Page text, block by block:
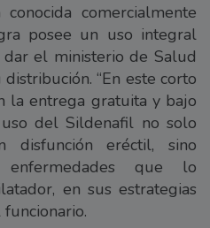
comercialmente
posee un uso integral
el ministerio de Salud
“En este corto
la entrega gratuita y bajo
del Sildenafil no solo
disfunción eréctil, sino
que lo
en sus estrategias